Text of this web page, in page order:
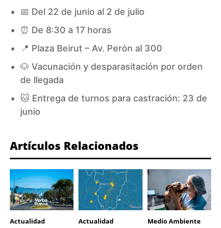
📅 Del 22 de junio al 2 de julio
⏰ De 8:30 a 17 horas
📍 Plaza Beirut – Av. Perón al 300
🐶 Vacunación y desparasitación por orden
de llegada
🐱 Entrega de turnos para castración: 23 de
junio
Artículos Relacionados
Actualidad Actualidad Medio Ambiente